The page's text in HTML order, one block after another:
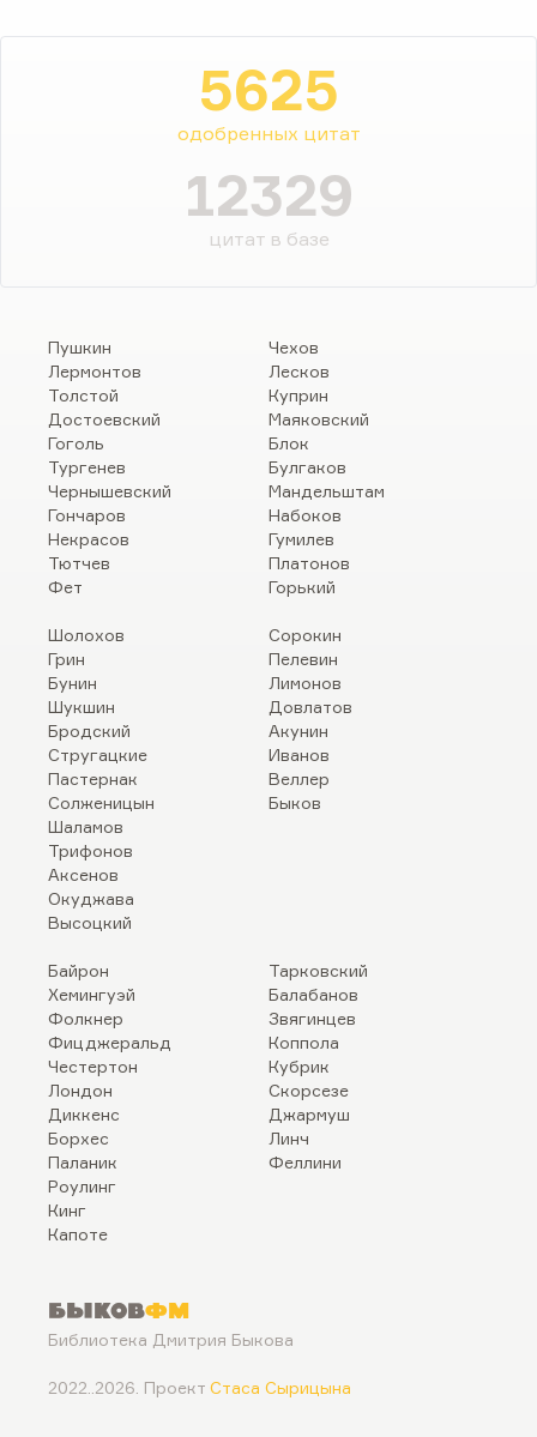
5625
одобренных цитат
12329
цитат в базе
Пушкин
Лермонтов
Толстой
Достоевский
Гоголь
Тургенев
Чернышевский
Гончаров
Некрасов
Тютчев
Фет
Чехов
Лесков
Куприн
Маяковский
Блок
Булгаков
Мандельштам
Набоков
Гумилев
Платонов
Горький
Шолохов
Грин
Бунин
Шукшин
Бродский
Стругацкие
Пастернак
Солженицын
Шаламов
Трифонов
Аксенов
Окуджава
Высоцкий
Сорокин
Пелевин
Лимонов
Довлатов
Акунин
Иванов
Веллер
Быков
Байрон
Хемингуэй
Фолкнер
Фицджеральд
Честертон
Лондон
Диккенс
Борхес
Паланик
Роулинг
Кинг
Капоте
Тарковский
Балабанов
Звягинцев
Коппола
Кубрик
Скорсезе
Джармуш
Линч
Феллини
БыковФМ
Библиотека Дмитрия Быкова
2022..2026. Проект Стаса Сырицына